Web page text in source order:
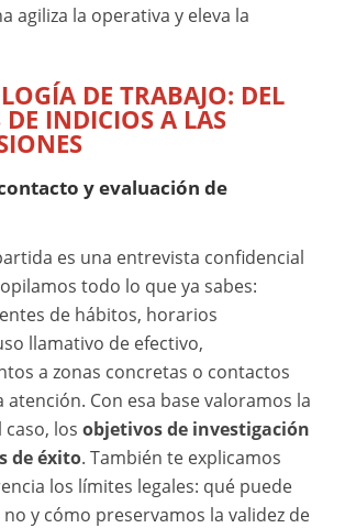
agiliza la operativa y eleva la
DE TRABAJO: DEL
INDICIOS A LAS
y evaluación de
es una entrevista confidencial
todo lo que ya sabes:
de hábitos, horarios
llamativo de efectivo,
a zonas concretas o contactos
atención. Con esa base valoramos la
caso, losobjetivos de investigación
de éxito. También te explicamos
los límites legales: qué puede
y cómo preservamos la validez de